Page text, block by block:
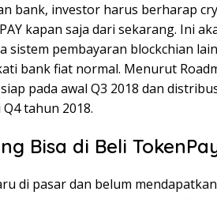
bank, investor harus berharap
kapan saja dari sekarang. Ini
sistem pembayaran blockchian
bank fiat normal. Menurut
pada awal Q3 2018 dan
tahun 2018.
Bisa di Beli
di pasar dan belum